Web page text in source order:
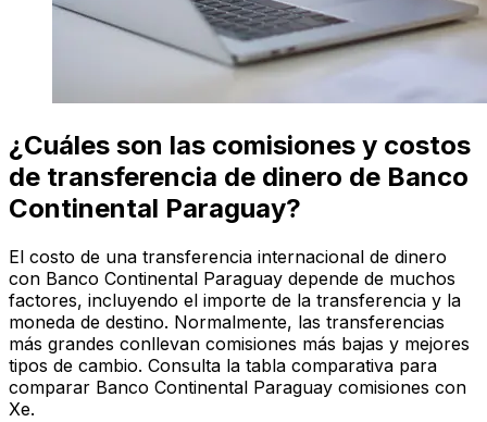
¿Cuáles son las comisiones y costos
de transferencia de dinero de Banco
Continental Paraguay?
El costo de una transferencia internacional de dinero
con Banco Continental Paraguay depende de muchos
factores, incluyendo el importe de la transferencia y la
moneda de destino. Normalmente, las transferencias
más grandes conllevan comisiones más bajas y mejores
tipos de cambio. Consulta la tabla comparativa para
comparar Banco Continental Paraguay comisiones con
Xe.